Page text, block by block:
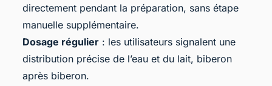
directement pendant la préparation, sans étape
manuelle supplémentaire.
Dosage régulier: les utilisateurs signalent une
distribution précise de l’eau et du lait, biberon
après biberon.